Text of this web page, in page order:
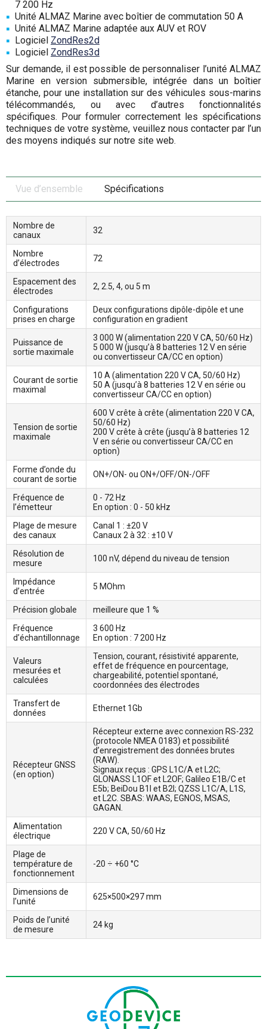
7 200 Hz
Unité ALMAZ Marine avec boîtier de commutation 50 A
Unité ALMAZ Marine adaptée aux AUV et ROV
Logiciel ZondRes2d
Logiciel ZondRes3d
Sur demande, il est possible de personnaliser l’unité ALMAZ
Marine en version submersible, intégrée dans un boîtier
étanche, pour une installation sur des véhicules sous-marins
télécommandés, ou avec d’autres fonctionnalités
spécifiques. Pour formuler correctement les spécifications
techniques de votre système, veuillez nous contacter par l’un
des moyens indiqués sur notre site web.
Vue d’ensemble Spécifications
Nombre de
canaux
32
Nombre
d’électrodes
72
Espacement des
électrodes
2, 2.5, 4, ou 5 m
Configurations
prises en charge
Deux configurations dipôle-dipôle et une
configuration en gradient
Puissance de
sortie maximale
3 000 W (alimentation 220 V CA, 50/60 Hz)
5 000 W (jusqu’à 8 batteries 12 V en série
ou convertisseur CA/CC en option)
Courant de sortie
maximal
10 A (alimentation 220 V CA, 50/60 Hz)
50 A (jusqu’à 8 batteries 12 V en série ou
convertisseur CA/CC en option)
Tension de sortie
maximale
600 V crête à crête (alimentation 220 V CA,
50/60 Hz)
200 V crête à crête (jusqu’à 8 batteries 12
V en série ou convertisseur CA/CC en
option)
Forme d’onde du
courant de sortie
ON+/ON- ou ON+/OFF/ON-/OFF
Fréquence de
l’émetteur
0 - 72 Hz
En option : 0 - 50 kHz
Plage de mesure
des canaux
Canal 1 : ±20 V
Canaux 2 à 32 : ±10 V
Résolution de
mesure
100 nV, dépend du niveau de tension
Impédance
d’entrée
5 MOhm
Précision globale
meilleure que 1 %
Fréquence
d’échantillonnage
3 600 Hz
En option : 7 200 Hz
Valeurs
mesurées et
calculées
Tension, courant, résistivité apparente,
effet de fréquence en pourcentage,
chargeabilité, potentiel spontané,
coordonnées des électrodes
Transfert de
données
Ethernet 1Gb
Récepteur GNSS
(en option)
Récepteur externe avec connexion RS-232
(protocole NMEA 0183) et possibilité
d’enregistrement des données brutes
(RAW).
Signaux reçus : GPS L1C/A et L2C;
GLONASS L1OF et L2OF; Galileo E1B/C et
E5b; BeiDou B1I et B2I; QZSS L1C/A, L1S,
et L2C. SBAS: WAAS, EGNOS, MSAS,
GAGAN.
Alimentation
électrique
220 V CA, 50/60 Hz
Plage de
température de
fonctionnement
-20 ÷ +60 °C
Dimensions de
l’unité
625×500×297 mm
Poids de l’unité
de mesure
24 kg